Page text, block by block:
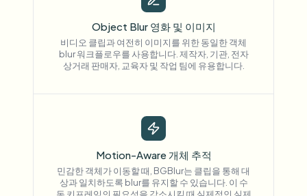
Object Blur 영화 및 이미지
비디오 클립과 여전히 이미지를 위한 동일한 객체
blur 워크플로우를 사용합니다. 제작자, 기관, 전자
상거래 판매자, 교육자 및 작업 팀에 유용합니다.
Motion-Aware 개체 추적
민감한 객체가 이동할 때, BGBlur는 클립을 통해 대
상과 일치하도록 blur를 유지할 수 있습니다. 이 수